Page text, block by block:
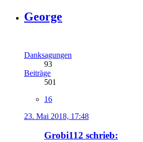
George
Danksagungen
93
Beiträge
501
16
23. Mai 2018, 17:48
Grobi112 schrieb: